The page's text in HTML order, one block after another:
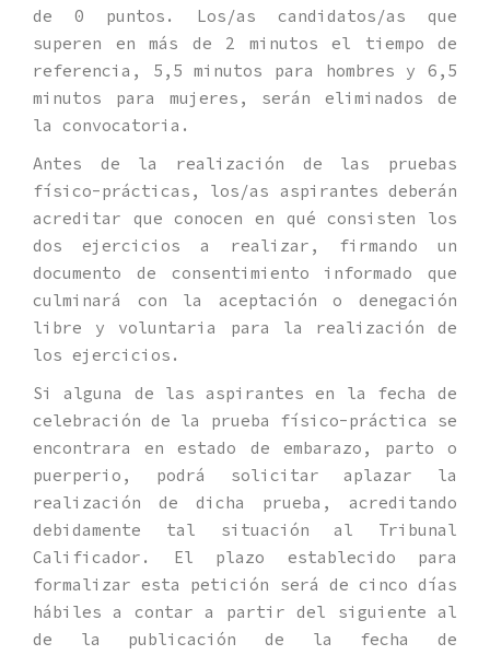
de 0 puntos. Los/as candidatos/as que
superen en más de 2 minutos el tiempo de
referencia, 5,5 minutos para hombres y 6,5
minutos para mujeres, serán eliminados de
la convocatoria.
Antes de la realización de las pruebas
físico-prácticas, los/as aspirantes deberán
acreditar que conocen en qué consisten los
dos ejercicios a realizar, firmando un
documento de consentimiento informado que
culminará con la aceptación o denegación
libre y voluntaria para la realización de
los ejercicios.
Si alguna de las aspirantes en la fecha de
celebración de la prueba físico-práctica se
encontrara en estado de embarazo, parto o
puerperio, podrá solicitar aplazar la
realización de dicha prueba, acreditando
debidamente tal situación al Tribunal
Calificador. El plazo establecido para
formalizar esta petición será de cinco días
hábiles a contar a partir del siguiente al
de la publicación de la fecha de